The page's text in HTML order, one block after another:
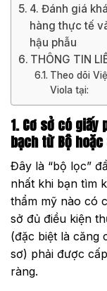
4. Đánh giá
hàng thực tế
hậu phẫu
THÔNG TIN
Theo dõi
Viola tại:
1. Cơ sở có giấy
bạch từ Bộ hoặc
Đây là “bộ lọc”
nhất khi bạn tìm
thẩm mỹ nào có
sở đủ điều kiện
(đặc biệt là căng
sơ) phải được
ràng.